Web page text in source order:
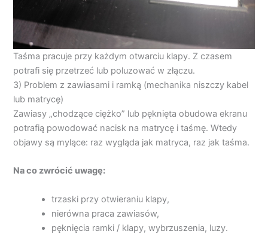
Taśma pracuje przy każdym otwarciu klapy. Z czasem
potrafi się przetrzeć lub poluzować w złączu.
3) Problem z zawiasami i ramką (mechanika niszczy kabel
lub matrycę)
Zawiasy „chodzące ciężko” lub pęknięta obudowa ekranu
potrafią powodować nacisk na matrycę i taśmę. Wtedy
objawy są mylące: raz wygląda jak matryca, raz jak taśma.
Na co zwrócić uwagę:
trzaski przy otwieraniu klapy,
nierówna praca zawiasów,
pęknięcia ramki / klapy, wybrzuszenia, luzy.